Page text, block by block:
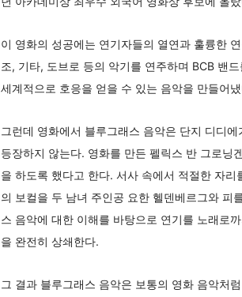
이 영화의 성공에는 연기자들의 열연과 훌륭한
조, 기타, 도브로 등의 악기를 연주하며 BCB 밴
세계적으로 호응을 얻을 수 있는 음악을 만들어
그런데 영화에서 블루그래스 음악은 단지 디디
등장하지 않는다. 영화를 만든 펠릭스 반 그로닝
을 하도록 했다고 한다. 서사 속에서 적절한 자
의 보컬을 두 남녀 주인공 요한 헬덴베르그와 피
스 음악에 대한 이해를 바탕으로 연기를 노래로
을 완전히 상쇄한다.
그 결과 블루그래스 음악은 보통의 영화 음악처